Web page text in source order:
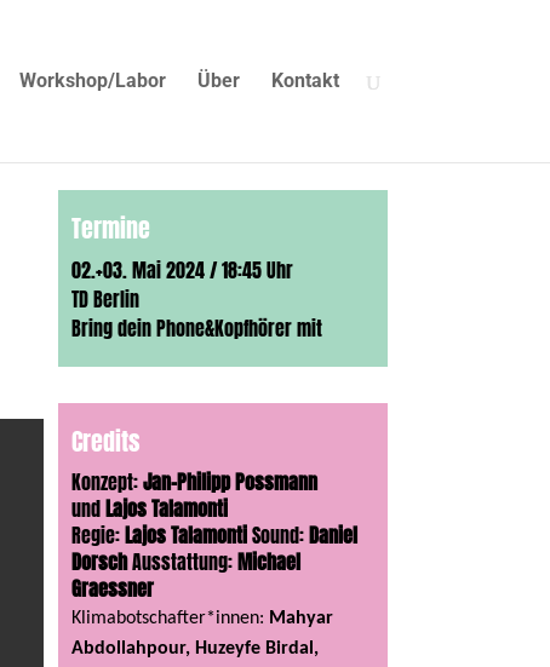
Workshop/Labor Über Kontakt
Termine
02.+03. Mai 2024 / 18:45 Uhr
TD Berlin
Bring dein Phone&Kopfhörer mit
Credits
Konzept:Jan-Philipp Possmann
undLajos Talamonti
Regie:Lajos TalamontiSound:Daniel
DorschAusstattung:Michael
Graessner
Klimabotschafter*innen: Mahyar
Abdollahpour, Huzeyfe Birdal ,